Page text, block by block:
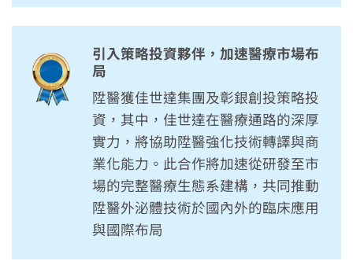
引入策略投資夥伴，加速醫療市場布
局
陞醫獲佳世達集團及彰銀創投策略投
資，其中，佳世達在醫療通路的深厚
實力，將協助陞醫強化技術轉譯與商
業化能力。此合作將加速從研發至市
場的完整醫療生態系建構，共同推動
陞醫外泌體技術於國內外的臨床應用
與國際布局